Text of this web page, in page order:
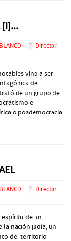
[I]...
Director
vino a ser
de
de un grupo de
e
o posdemocracia
Director
espíritu de un
la nación judía, un
del territorio